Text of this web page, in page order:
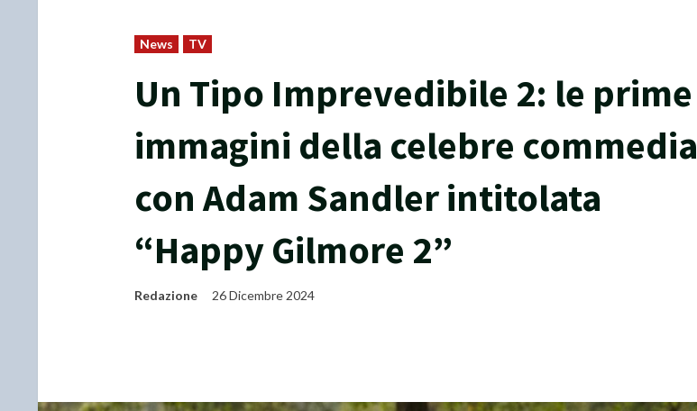
News TV
Un Tipo Imprevedibile 2: le prime
immagini della celebre commedia
con Adam Sandler intitolata
“Happy Gilmore 2”
Redazione 26 Dicembre 2024